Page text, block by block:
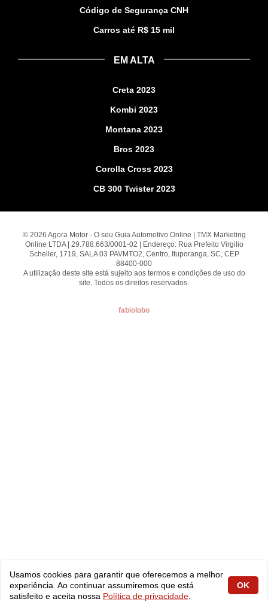
Código de Segurança CNH
Carros até R$ 15 mil
EM ALTA
Creta 2023
Kombi 2023
Montana 2023
Bros 2023
Corolla Cross 2023
CB 300 Twister 2023
© 2026 Agora Motor - O seu Guia Automotivo Online | TMX Marketing
Online LTDA | 29.788.663/0001-02 | Endereço: Rua Prefeito Virgilio
Scheller, 1719, SALA 03 PAVMTO2, Centro, Ituporanga, SC, CEP
88400-000
A utilização deste site está sujeito aos termos e condições de uso do
site. Todos os direitos reservados.
fabiolobo
Usamos cookies para garantir que oferecemos a melhor
experiência. Ao continuar assumiremos que está
satisfeito e aceita nossa Política de privacidade
OK